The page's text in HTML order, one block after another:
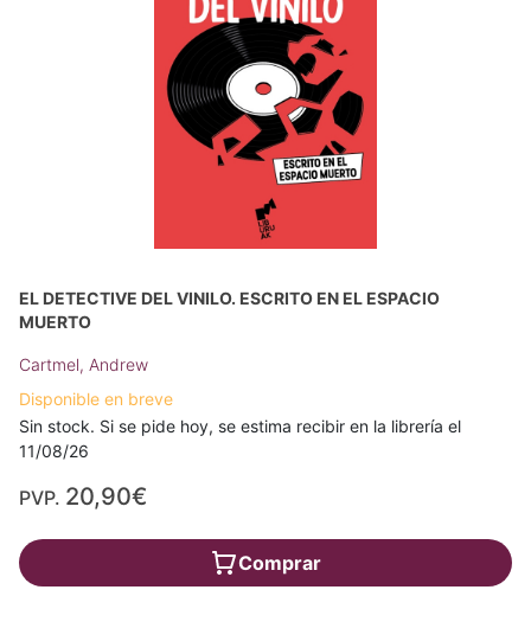
EL DETECTIVE DEL VINILO. ESCRITO EN EL ESPACIO
MUERTO
Cartmel, Andrew
Disponible en breve
Sin stock. Si se pide hoy, se estima recibir en la librería el
11/08/26
PVP. 20,90€
Comprar